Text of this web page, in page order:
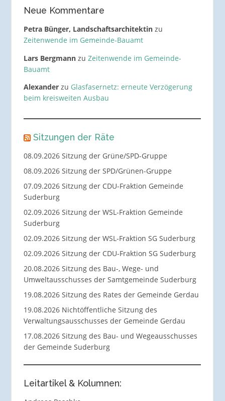
Neue Kommentare
Petra Bünger, Landschaftsarchitektinzu
Zeitenwende im Gemeinde-Bauamt
Lars Bergmannzu Zeitenwende im Gemeinde-
Bauamt
Alexanderzu Glasfasernetz: erneute Verzögerung
beim kreisweiten Ausbau
Sitzungen der Räte
08.09.2026 Sitzung der Grüne/SPD-Gruppe
08.09.2026 Sitzung der SPD/Grünen-Gruppe
07.09.2026 Sitzung der CDU-Fraktion Gemeinde
Suderburg
02.09.2026 Sitzung der WSL-Fraktion Gemeinde
Suderburg
02.09.2026 Sitzung der WSL-Fraktion SG Suderburg
02.09.2026 Sitzung der CDU-Fraktion SG Suderburg
20.08.2026 Sitzung des Bau-, Wege- und
Umweltausschusses der Samtgemeinde Suderburg
19.08.2026 Sitzung des Rates der Gemeinde Gerdau
19.08.2026 Nichtöffentliche Sitzung des
Verwaltungsausschusses der Gemeinde Gerdau
17.08.2026 Sitzung des Bau- und Wegeausschusses
der Gemeinde Suderburg
Leitartikel & Kolumnen: